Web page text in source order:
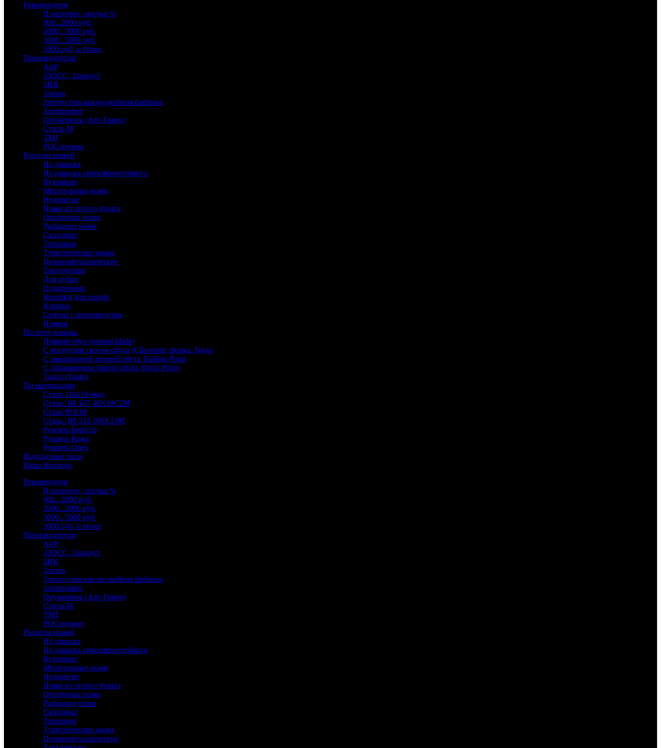
Рекомендуем
В наличии, скидки %
900...2000 руб.
2000...3000 руб.
3000...5000 руб.
5000 руб. и более
Производители
АиР
ЗЗОСС, Златоуст
ЗИК
Златко
Златоустовская оружейная фабрика
Златпрофит
Оружейник (Арт-Грани)
Стиль-М
ТМГ
РОСоружие
Разделы ножей
Из дамаска
Из дамаска атмосферостойкого
Кухонные
Метательные ножи
Недорогие
Ножи из литого булата
Охотничьи ножи
Рыбацкие ножи
Складные
Топорики
Туристические ножи
Цельнометаллические
Тактические
Для рубки
Подарочные
Коробки для ножей
Клинки
Снятые с производства
Ножны
По типу клинка
Прямой обух (normal-blade)
С вогнутым скосом обуха (Clip-point, финка, Боуи)
С завышенной линией обуха Trailing-Point
С понижением линии обуха (Drop-Point)
Танто (Tanto)
По материалам
Сталь 110х18 мшд
Сталь ЭИ-107 40Х10С2М
Сталь 95Х18
Сталь ЭИ-515 100Х13М
Рукоять Береста
Рукоять Кожа
Рукоять Орех
Водолазные часы
Ваша Корзина
Рекомендуем
В наличии, скидки %
900...2000 руб.
2000...3000 руб.
3000...5000 руб.
5000 руб. и более
Производители
АиР
ЗЗОСС, Златоуст
ЗИК
Златко
Златоустовская оружейная фабрика
Златпрофит
Оружейник (Арт-Грани)
Стиль-М
ТМГ
РОСоружие
Разделы ножей
Из дамаска
Из дамаска атмосферостойкого
Кухонные
Метательные ножи
Недорогие
Ножи из литого булата
Охотничьи ножи
Рыбацкие ножи
Складные
Топорики
Туристические ножи
Цельнометаллические